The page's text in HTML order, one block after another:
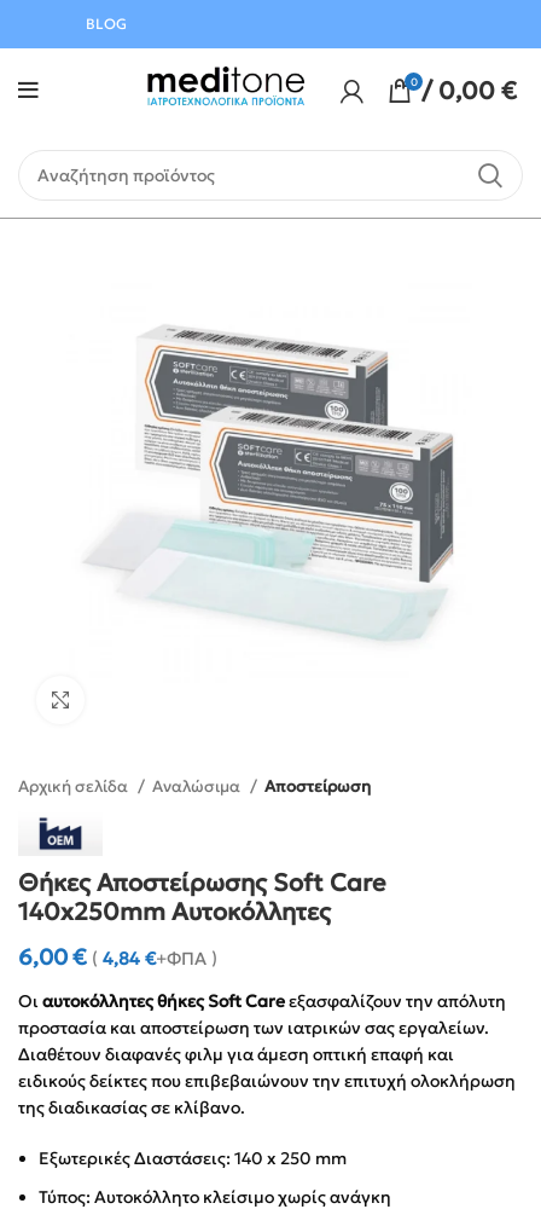
BLOG
0 / 0,00€
Αρχική σελίδα Αναλώσιμα Αποστείρωση
Θήκες Αποστείρωσης Soft Care
140x250mm Αυτοκόλλητες
6,00€ ( 4,84 €+ΦΠΑ )
Οιαυτοκόλλητες θήκες Soft Careεξασφαλίζουν την απόλυτη
προστασία και αποστείρωση των ιατρικών σας εργαλείων.
Διαθέτουν διαφανές φιλμ για άμεση οπτική επαφή και
ειδικούς δείκτες που επιβεβαιώνουν την επιτυχή ολοκλήρωση
της διαδικασίας σε κλίβανο.
Εξωτερικές Διαστάσεις: 140 x 250 mm
Τύπος: Αυτοκόλλητο κλείσιμο χωρίς ανάγκη
Αυγούστου